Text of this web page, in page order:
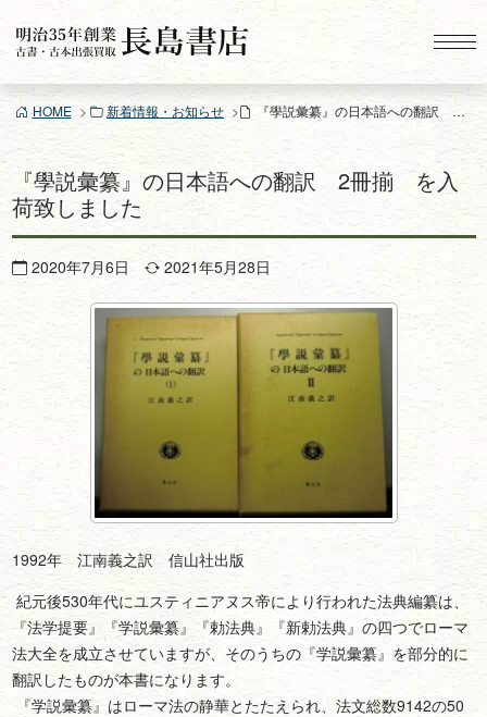
ン
ツ
ス
キ
HOME 新着情報・お知らせ 『學説彙纂』の日本語への翻訳 2冊揃 を入荷致しました
『學説彙纂』の日本語への翻訳 2冊揃 を入
荷致しました
2020年7月6日 2021年5月28日
1992年 江南義之訳 信山社出版
紀元後530年代にユスティニアヌス帝により行われた法典編纂は、
『法学提要』『学説彙纂』『勅法典』『新勅法典』の四つでローマ
法大全を成立させていますが、そのうちの『学説彙纂』を部分的に
翻訳したものが本書になります。
『学説彙纂』はローマ法の静華とたたえられ、法文総数9142の50